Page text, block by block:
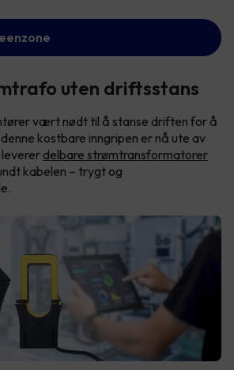
uten driftsstans
vært nødt til å stanse driften for å
kostbare inngripen er nå ute av
delbare strømtransformatorer
kabelen – trygt og